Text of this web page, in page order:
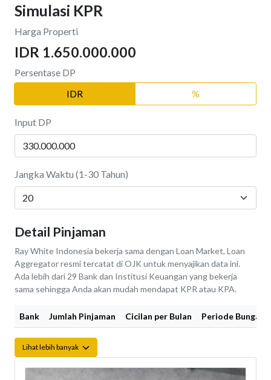
Simulasi KPR
Harga Properti
IDR 1.650.000.000
Persentase DP
IDR
%
Input DP
Jangka Waktu (1-30 Tahun)
Detail Pinjaman
Ray White Indonesia bekerja sama dengan Loan Market, Loan
Aggregator resmi tercatat di OJK untuk menyajikan data ini.
Ada lebih dari 29 Bank dan Institusi Keuangan yang bekerja
sama sehingga Anda akan mudah mendapat KPR atau KPA.
Bank Jumlah Pinjaman Cicilan per Bulan Periode Bunga
Lihat lebih banyak